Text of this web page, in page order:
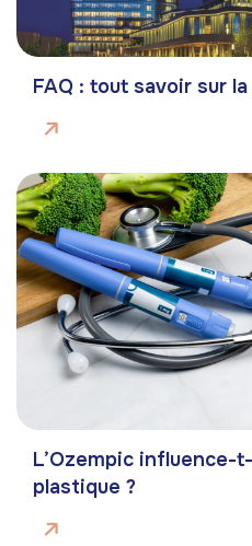
FAQ : tout savoir sur
L’Ozempic influence-
plastique ?